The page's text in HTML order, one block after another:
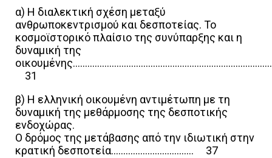
α) Η διαλεκτική σχέση μεταξύ
ανθρωποκεντρισμού και δεσποτείας. Το
κοσμοϊστορικό πλαίσιο της συνύπαρξης και η
δυναμική της
31
β) Η ελληνική οικουμένη αντιμέτωπη με τη
δυναμική της μεθάρμοσης της δεσποτικής
ενδοχώρας.
Ο δρόμος της μετάβασης από την ιδιωτική στην
κρατική δεσποτεία……………………………. 37